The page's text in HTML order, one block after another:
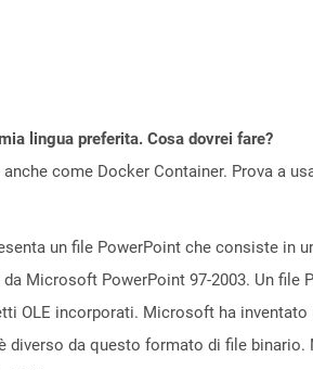
lingua preferita. Cosa dovrei fare?
come Docker Container. Prova a
un file PowerPoint che consiste
Microsoft PowerPoint 97-2003. Un
OLE incorporati. Microsoft ha
diverso da questo formato di file